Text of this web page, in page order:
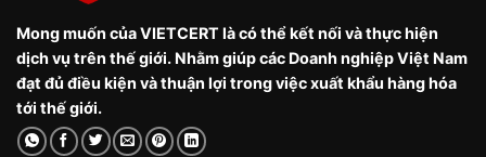
Mong muốn của VIETCERT là có thể kết nối và thực hiện
dịch vụ trên thế giới. Nhằm giúp các Doanh nghiệp Việt Nam
đạt đủ điều kiện và thuận lợi trong việc xuất khẩu hàng hóa
tới thế giới.